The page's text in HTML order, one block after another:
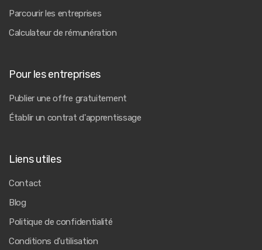
Parcourir les entreprises
Calculateur de rémunération
Pour les entreprises
Publier une offre gratuitement
Établir un contrat d'apprentissage
Liens utiles
Contact
Blog
Politique de confidentialité
Conditions d'utilisation